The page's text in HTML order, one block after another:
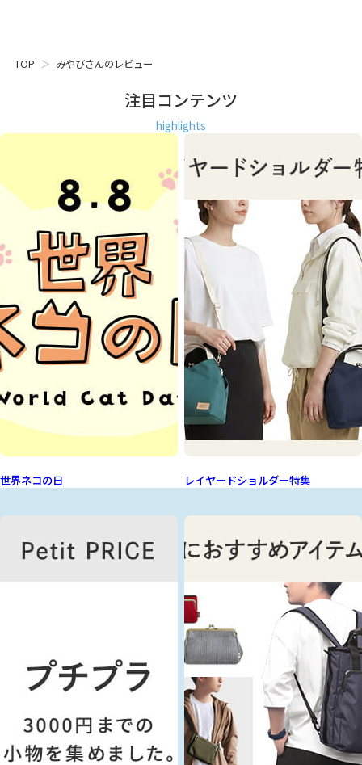
TOP みやびさんのレビュー
注目コンテンツ
highlights
世界ネコの日 レイヤードショルダー特集